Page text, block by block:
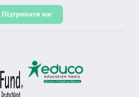
Підтримати нас